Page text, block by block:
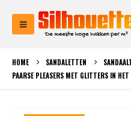
HOME SANDALETTEN
PAARSE PLEASERS MET GLITTERS IN